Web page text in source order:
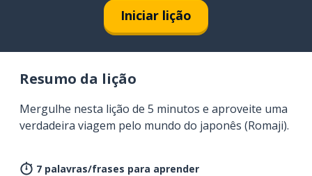
Iniciar lição
Resumo da lição
Mergulhe nesta lição de 5 minutos e aproveite uma
verdadeira viagem pelo mundo do japonês (Romaji).
7 palavras/frases para aprender